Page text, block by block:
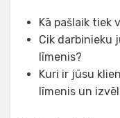
Kā pašlaik tiek
Cik darbinieku
līmenis?
Kuri ir jūsu
līmenis un